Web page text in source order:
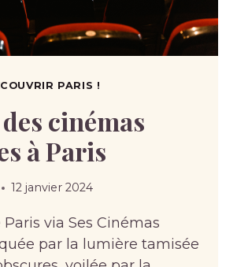
PARIS !
cinémas
à Paris
12 janvier 2024
via Ses Cinémas
par la lumière tamisée